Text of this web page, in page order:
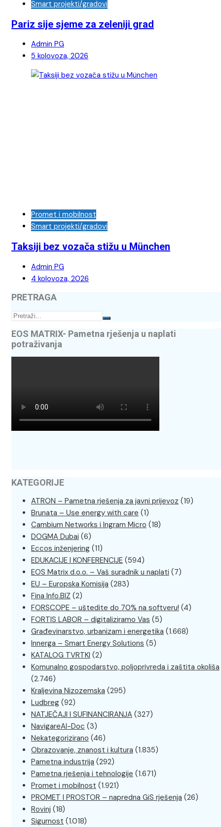
Smart projekti/gradovi
Pariz sije sjeme za zeleniji grad
Admin PG
5 kolovoza, 2026
Promet i mobilnost
Smart projekti/gradovi
Taksiji bez vozača stižu u München
Admin PG
4 kolovoza, 2026
PRETRAGA
EOS MATRIX- Pametna rješenja u naplati
potraživanja
KATEGORIJE
ATRON – Pametna rješenja za javni prijevoz (19)
Brunata – Use energy with care (1)
Cambium Networks i Ingram Micro (18)
DOGMA Dubai (6)
Eccos inženjering (11)
EDUKACIJE I KONFERENCIJE (594)
EOS Matrix d.o.o. – Vaš suradnik u naplati (7)
EU – Europska Komisija (283)
Fina Info.BIZ (2)
FORSCOPE – uštedite do 70% na softveru! (4)
FORTIS LABOR – digitaliziramo Vas (5)
Građevinarstvo, urbanizam i energetika (1.668)
Innerga – Smart Energy Solutions (5)
KATALOG TVRTKI (2)
Komunalno gospodarstvo, poljoprivreda i zaštita okoliša
(2.746)
Kraljevina Nizozemska (295)
Ludbreg (92)
NATJEČAJI I SUFINANCIRANJA (327)
NavigareAI-Doc (3)
Nekategorizirano (46)
Obrazovanje, znanost i kultura (1.835)
Pametna industrija (292)
Pametna rješenja i tehnologije (1.671)
Promet i mobilnost (1.921)
PROMET I PROSTOR – napredna GiS rješenja (26)
Rovinj (18)
Sigurnost (1.018)